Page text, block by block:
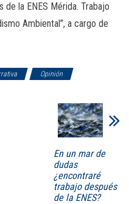
de la ENES Mérida. Trabajo
Ambiental”, a cargo de
Opinión
En un mar de
dudas
¿encontraré
trabajo después
de la ENES?